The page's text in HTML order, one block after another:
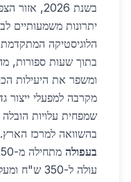
בשנת 2026,
יתרונות משמעותיים
הלוגיסטיקה
בתוך שעות ספורות,
ומשפר את היעילות
מקרבה למפעלי ייצור
שמפחית עלויות
בהשוואה למרכז
בעפולה
עולה ל-350 ש"ח ומעלה, בהתאם לנתוני שוק 2026.